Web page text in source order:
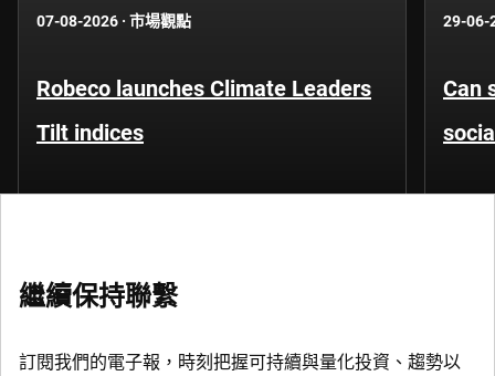
07-08-2026 · 市場觀點
Robeco launches Climate Leaders
Tilt indices
29-06-
Can
繼續保持聯繫
訂閱我們的電子報，時刻把握可持續與量化投資、趨勢以